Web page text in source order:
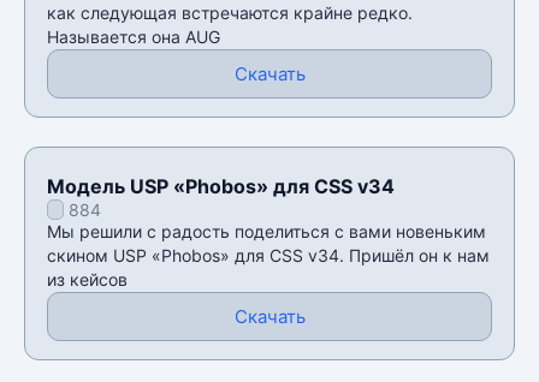
как следующая встречаются крайне редко.
Называется она AUG
Скачать
Модель USP «Phobos» для CSS v34
884
Мы решили с радость поделиться с вами новеньким
скином USP «Phobos» для CSS v34. Пришёл он к нам
из кейсов
Скачать